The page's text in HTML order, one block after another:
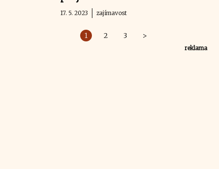
17. 5. 2023 zajímavost
1 2 3 >
reklama